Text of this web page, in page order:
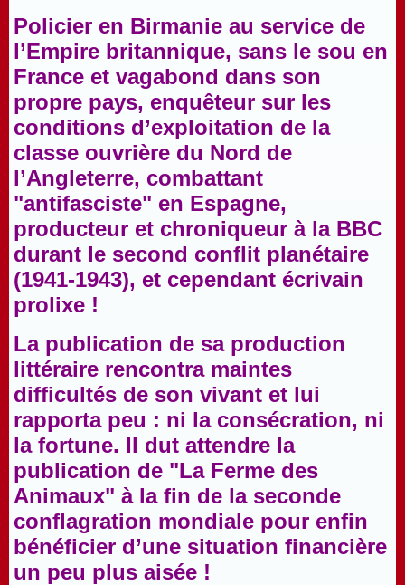
Policier en Birmanie au service de
l’Empire britannique, sans le sou en
France et vagabond dans son
propre pays, enquêteur sur les
conditions d’exploitation de la
classe ouvrière du Nord de
l’Angleterre, combattant
"antifasciste" en Espagne,
producteur et chroniqueur à la BBC
durant le second conflit planétaire
(1941-1943), et cependant écrivain
prolixe !
La publication de sa production
littéraire rencontra maintes
difficultés de son vivant et lui
rapporta peu : ni la consécration, ni
la fortune. Il dut attendre la
publication de "La Ferme des
Animaux" à la fin de la seconde
conflagration mondiale pour enfin
bénéficier d’une situation financière
un peu plus aisée !